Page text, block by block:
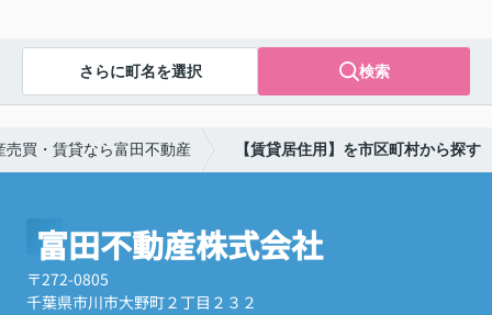
さらに町名を選択 検索
売買・賃貸なら富田不動産 【賃貸居住用】を市区町村から探す
富田不動産株式会社
〒272-0805
千葉県市川市大野町２丁目２３２